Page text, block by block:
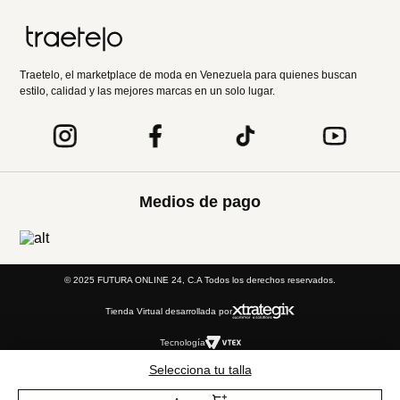
Selecciona tu talla
Entérate de todo lo nuevo
Acerca de nosotros